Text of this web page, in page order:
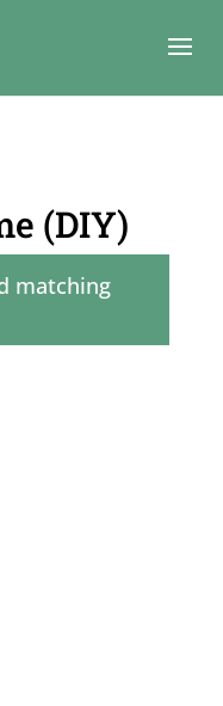
(DIY)
matching